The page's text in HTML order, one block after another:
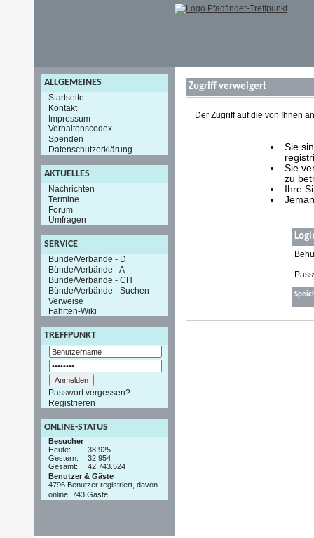
ALLGEMEINES
Startseite
Kontakt
Impressum
Verhaltenscodex
Spenden
Datenschutzerklärung
AKTUELLES
Nachrichten
Termine
Forum
Umfragen
SERVICE
Bünde/Verbände - D
Bünde/Verbände - A
Bünde/Verbände - CH
Bünde/Verbände - Suchen
Verweise
Fahrten-Wiki
TREFFPUNKT
Passwort vergessen?
Registrieren
ONLINE-STATUS
Besucher
Heute:
38.925
Gestern:
32.954
Gesamt:
42.743.524
Benutzer & Gäste
4796 Benutzer registriert, davon
online: 743 Gäste
Zugriff verweigert
Der Zugriff auf die von Ihnen
Sie
Sie
zu
Ihre